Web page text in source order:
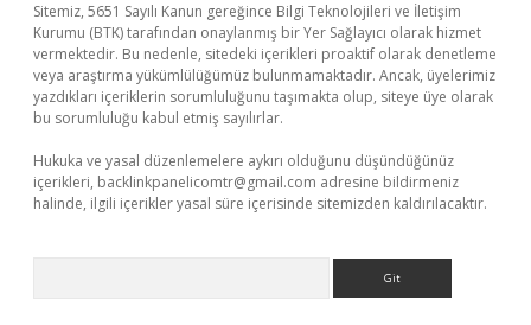
Sitemiz, 5651 Sayılı Kanun gereğince Bilgi Teknolojileri ve İletişim
Kurumu (BTK) tarafından onaylanmış bir Yer Sağlayıcı olarak hizmet
vermektedir. Bu nedenle, sitedeki içerikleri proaktif olarak denetleme
veya araştırma yükümlülüğümüz bulunmamaktadır. Ancak, üyelerimiz
yazdıkları içeriklerin sorumluluğunu taşımakta olup, siteye üye olarak
bu sorumluluğu kabul etmiş sayılırlar.
Hukuka ve yasal düzenlemelere aykırı olduğunu düşündüğünüz
içerikleri, backlinkpanelicomtr@gmail.com adresine bildirmeniz
halinde, ilgili içerikler yasal süre içerisinde sitemizden kaldırılacaktır.